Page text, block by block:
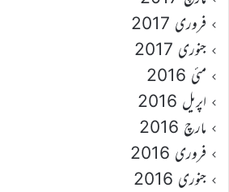
فروری 2017
جنوری 2017
مئی 2016
اپریل 2016
مارچ 2016
فروری 2016
جنوری 2016